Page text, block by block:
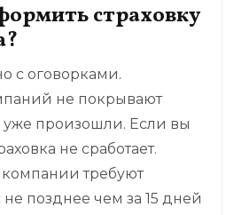
страховку
с оговорками.
не покрывают
уже произошли. Если вы
не сработает.
требуют
позднее чем за 15 дней